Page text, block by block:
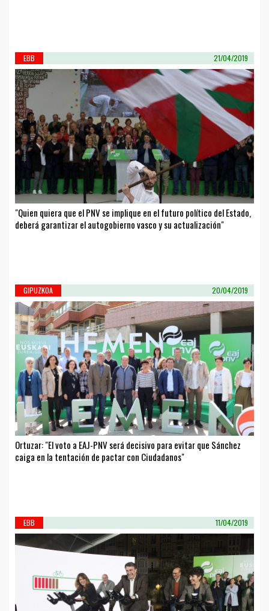
EBB 21/04/2019
"Quien quiera que el PNV se implique en el futuro político del Estado,
deberá garantizar el autogobierno vasco y su actualización"
GIPUZKOA 20/04/2019
Ortuzar: "El voto a EAJ-PNV será decisivo para evitar que Sánchez
caiga en la tentación de pactar con Ciudadanos"
EBB 11/04/2019